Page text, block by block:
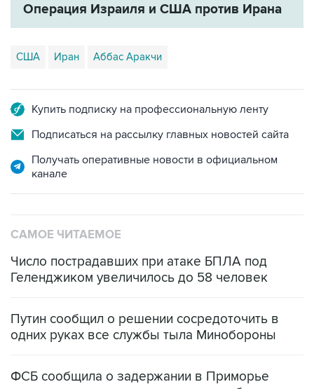
Операция Израиля и США против Ирана
США Иран Аббас Аракчи
Купить подписку на профессиональную ленту
Подписаться на рассылку главных новостей сайта
Получать оперативные новости в официальном
канале
САМОЕ ЧИТАЕМОЕ
Число пострадавших при атаке БПЛА под
Геленджиком увеличилось до 58 человек
Путин сообщил о решении сосредоточить в
одних руках все службы тыла Минобороны
ФСБ сообщила о задержании в Приморье